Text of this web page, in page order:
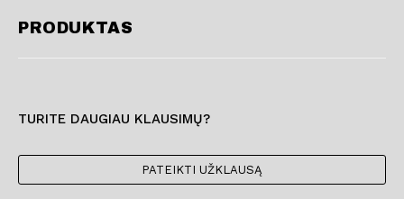
PRODUKTAS
TURITE DAUGIAU KLAUSIMŲ?
PATEIKTI UŽKLAUSĄ